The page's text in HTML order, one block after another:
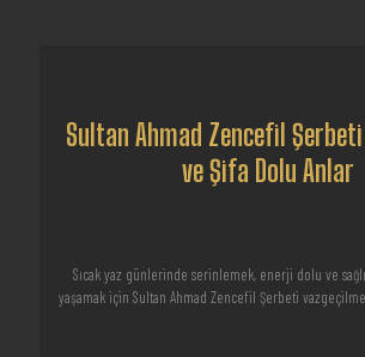
Sultan Ahmad Zencefil
ve Şifa Dolu Anlar
Sıcak yaz günlerinde serinlemek, enerji dolu ve
yaşamak için Sultan Ahmad Zencefil Şerbeti